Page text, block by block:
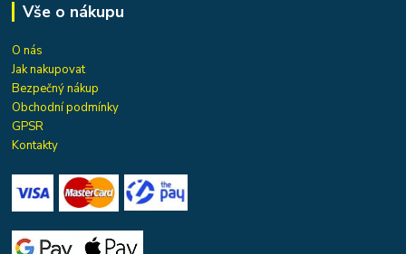
Vše o nákupu
O nás
Jak nakupovat
Bezpečný nákup
Obchodní podmínky
GPSR
Kontakty